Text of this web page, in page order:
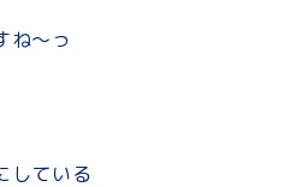
L
ね～っ
している